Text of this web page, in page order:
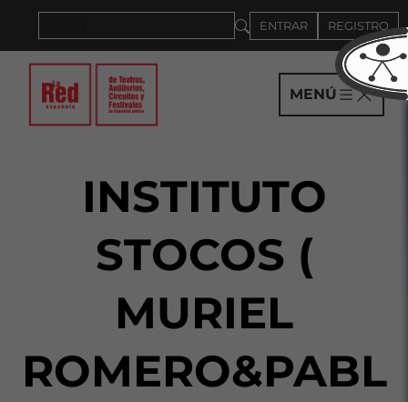
ENTRAR REGISTRO
MENÚ
INSTITUTO
STOCOS (
MURIEL
ROMERO&PABL